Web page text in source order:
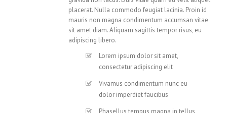
placerat. Nulla commodo feugiat lacinia. Proin id
mauris non magna condimentum accumsan vitae
sit amet diam. Aliquam sagittis tempor risus, eu
adipiscing libero.
Lorem ipsum dolor sit amet,
consectetur adipiscing elit
Vivamus condimentum nunc eu
dolor imperdiet faucibus
Phasellus tempus magna in tellus